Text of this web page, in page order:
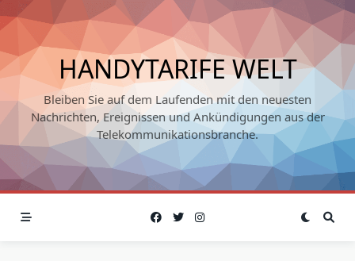
Skip
to
content
HANDYTARIFE WELT
Bleiben Sie auf dem Laufenden mit den neuesten
Nachrichten, Ereignissen und Ankündigungen aus der
Telekommunikationsbranche.